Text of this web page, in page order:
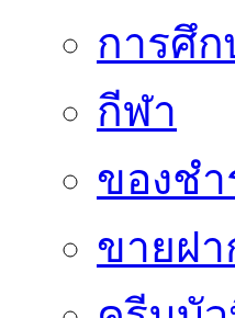
การศึก
กีฬา
ของช
ขายฝ